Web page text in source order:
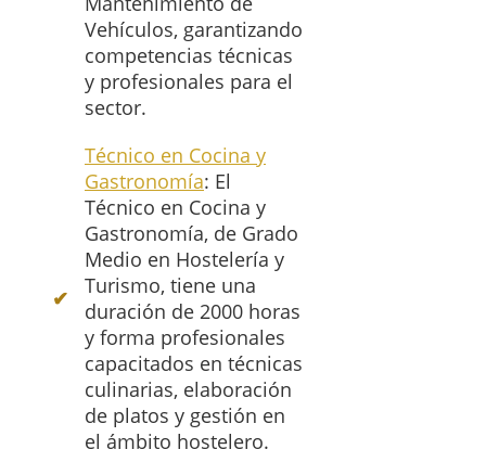
Vehículos, garantizando
competencias técnicas
y profesionales para el
sector.
Técnico en Cocina y
Gastronomía: El
Técnico en Cocina y
Gastronomía, de Grado
Medio en Hostelería y
Turismo, tiene una
duración de 2000 horas
y forma profesionales
capacitados en técnicas
culinarias, elaboración
de platos y gestión en
el ámbito hostelero.